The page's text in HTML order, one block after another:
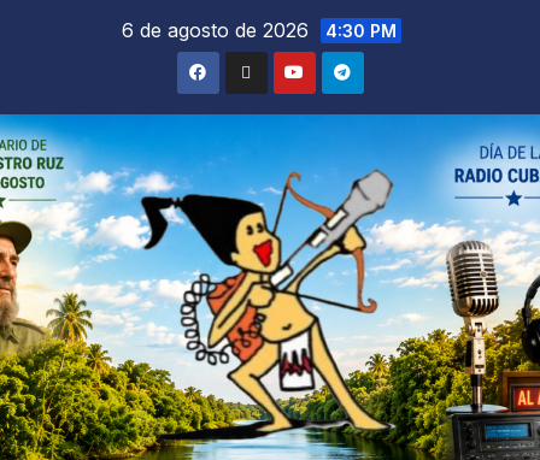
6 de agosto de 2026 4:30 PM